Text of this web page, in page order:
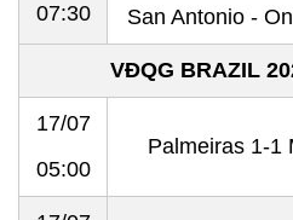
07:30
San Antonio -
VĐQG BRAZIL
17/07
05:00
Palmeiras 1-1